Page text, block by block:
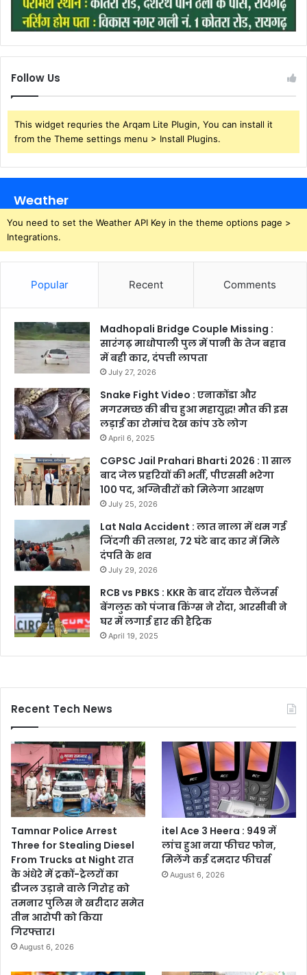
Follow Us
This widget requries the Arqam Lite Plugin, You can install it
from the Theme settings menu > Install Plugins.
Weather
You need to set the Weather API Key in the theme options page >
Integrations.
Popular Recent Comments
Madhopali Bridge Couple Missing :
सारंगढ़ माधोपाली पुल में पानी के तेज बहाव
में बही कार, दंपत्ती लापता
July 27, 2026
Snake Fight Video : एनाकोंडा और
मगरमच्छ की बीच हुआ महायुद्ध! मौत की इस
लड़ाई का रोमांच देख कांप उठे लोग
April 6, 2025
CGPSC Jail Prahari Bharti 2026 : 11 साल
बाद जेल प्रहरियों की भर्ती, पीएससी भरेगा
100 पद, अग्निवीरों को मिलेगा आरक्षण
July 25, 2026
Lat Nala Accident : लात नाला में थम गई
जिंदगी की तलाश, 72 घंटे बाद कार में मिले
दंपति के शव
July 29, 2026
RCB vs PBKS : KKR के बाद रॉयल चैलेंजर्स
बेंगलुरु को पंजाब किंग्स ने रौंदा, आरसीबी ने
घर में लगाई हार की हैट्रिक
April 19, 2025
Recent Tech News
Tamnar Police Arrest
Three for Stealing Diesel
From Trucks at Night रात
के अंधेरे में ट्रकों-ट्रेलरों का
डीजल उड़ाने वाले गिरोह को
तमनार पुलिस ने खरीदार समेत
तीन आरोपी को किया
गिरफ्तार।
August 6, 2026
itel Ace 3 Heera : 949 में
लांच हुआ नया फीचर फोन,
मिलेंगे कई दमदार फीचर्स
August 6, 2026